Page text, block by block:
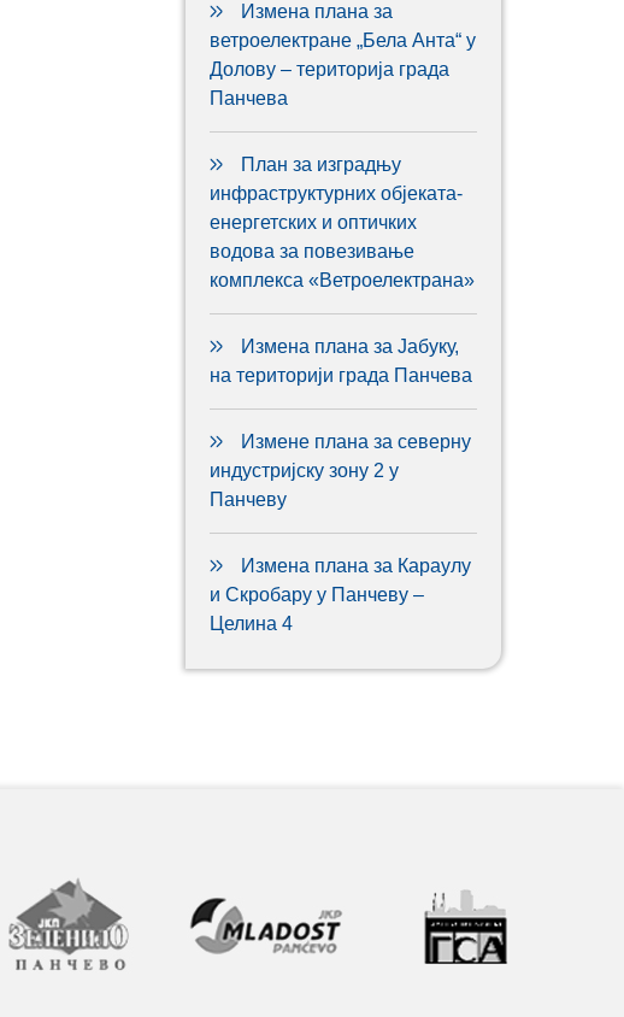
Измена плана за
ветроелектране „Бела Анта“ у
Долову – територија града
Панчева
План за изградњу
инфраструктурних објеката-
енергетских и оптичких
водова за повезивање
комплекса «Ветроелектрана»
Измена плана за Јабуку,
на територији града Панчева
Измене плана за северну
индустријску зону 2 у
Панчеву
Измена плана за Караулу
и Скробару у Панчеву –
Целина 4